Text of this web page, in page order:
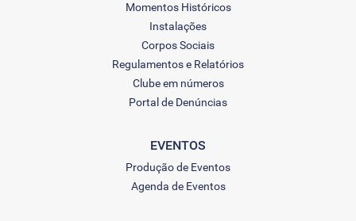
Momentos Históricos
Instalações
Corpos Sociais
Regulamentos e Relatórios
Clube em números
Portal de Denúncias
EVENTOS
Produção de Eventos
Agenda de Eventos